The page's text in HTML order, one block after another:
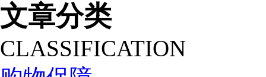
文章分类
CLASSIFICATION